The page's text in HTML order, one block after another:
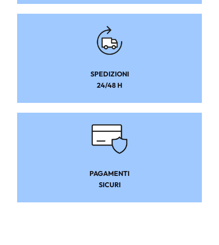
SPEDIZIONI
24/48 H
PAGAMENTI
SICURI